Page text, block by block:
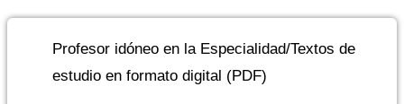
Profesor idóneo en la Especialidad/Textos de
estudio en formato digital (PDF)